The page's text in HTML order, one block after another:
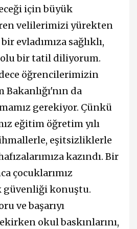
için büyük
velilerimizi yürekten
evladımıza sağlıklı,
bir tatil diliyorum.
öğrencilerimizin
da
gerekiyor. Çünkü
eğitim öğretim yılı
eşitsizliklerle
kazındı. Bir
çocuklarımız
güvenliği konuştu.
ve başarıyı
okul baskınlarını,